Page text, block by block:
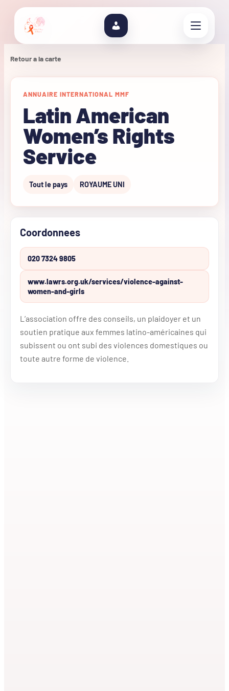
Retour a la carte
ANNUAIRE INTERNATIONAL MMF
Latin American
Women’s Rights
Service
Tout le pays ROYAUME UNI
Coordonnees
020 7324 9805
www.lawrs.org.uk/services/violence-against-
women-and-girls
L’association offre des conseils, un plaidoyer et un
soutien pratique aux femmes latino-américaines qui
subissent ou ont subi des violences domestiques ou
toute autre forme de violence.